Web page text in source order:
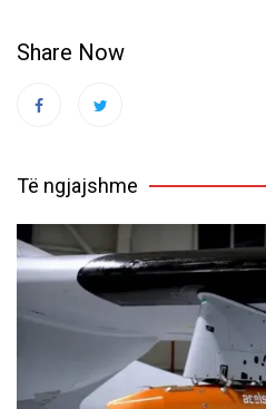
Share Now
Të ngjajshme